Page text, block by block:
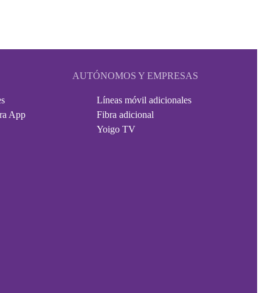
App
AUTÓNOMOS Y EMPRESAS
Líneas móvil adicionales
Fibra adicional
Yoigo TV